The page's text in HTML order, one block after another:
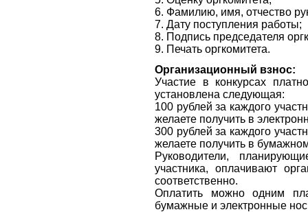
6. Фамилию, имя, отчество
7. Дату поступления работы;
8. Подпись председателя
9. Печать оргкомитета.
Организационный взнос:
Участие в конкурсах
установлена следующая:
100 рублей за каждого
желаете получить в
300 рублей за каждого
желаете получить в
Руководители,
участника, оплачивают
соответственно.
Оплатить можно одним
бумажные и электронные